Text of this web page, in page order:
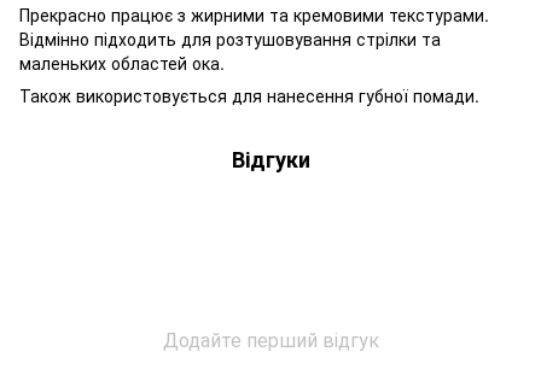
Прекрасно працює з жирними та кремовими текстурами.
Відмінно підходить для розтушовування стрілки та
маленьких областей ока.
Також використовується для нанесення губної помади.
Відгуки
Додайте перший відгук